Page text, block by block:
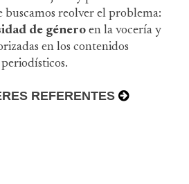
buscamos reolver el problema:
de género en la vocería y
en los contenidos
periodísticos.
REFERENTES